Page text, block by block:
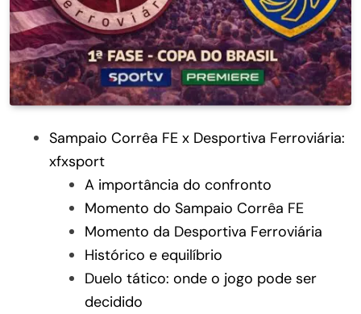
Sampaio Corrêa FE x Desportiva Ferroviária:
xfxsport
A importância do confronto
Momento do Sampaio Corrêa FE
Momento da Desportiva Ferroviária
Histórico e equilíbrio
Duelo tático: onde o jogo pode ser
decidido